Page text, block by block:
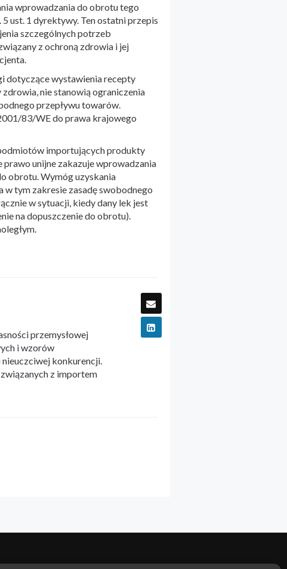
wprowadzania do obrotu tego
ust. 1 dyrektywy. Ten ostatni przepis
szczególnych potrzeb
z ochroną zdrowia i jej
dotyczące wystawienia recepty
nie stanowią ograniczenia
przepływu towarów.
83/WE do prawa krajowego
importujących produkty
unijne zakazuje wprowadzania
obrotu. Wymóg uzyskania
tym zakresie zasadę swobodnego
w sytuacji, kiedy dany lek jest
na dopuszczenie do obrotu).
przemysłowej
i wzorów
konkurencji.
z importem